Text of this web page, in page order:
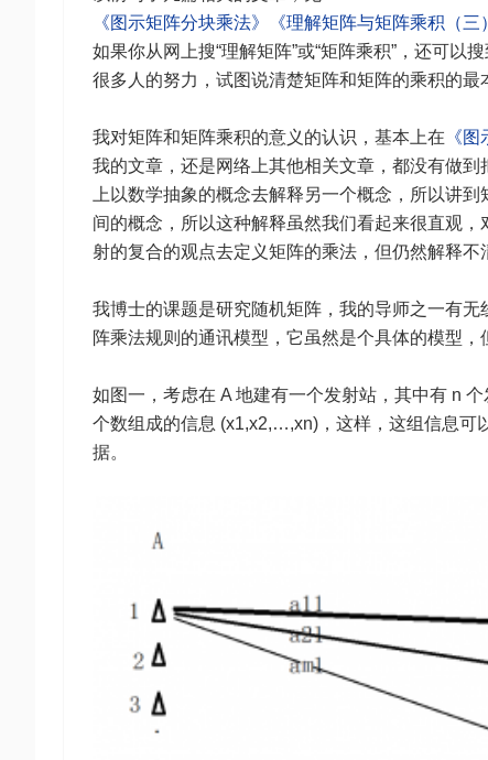
《图示矩阵分块乘法》
《理解矩阵与矩阵乘积（三
如果你从网上搜“理解矩阵”或“矩阵乘积”，还可
很多人的努力，试图说清楚矩阵和矩阵的乘积的最
我对矩阵和矩阵乘积的意义的认识，基本上在 《
我的文章，还是网络上其他相关文章，都没有做
上以数学抽象的概念去解释另一个概念，所以讲
间的概念，所以这种解释虽然我们看起来很直观
射的复合的观点去定义矩阵的乘法，但仍然解释
我博士的课题是研究随机矩阵，我的导师之一有
阵乘法规则的通讯模型，它虽然是个具体的模型
如图一，考虑在 A 地建有一个发射站，其中有 n
个数组成的信息 (x1,x2,…,xn)，这样，这组信息可
据。